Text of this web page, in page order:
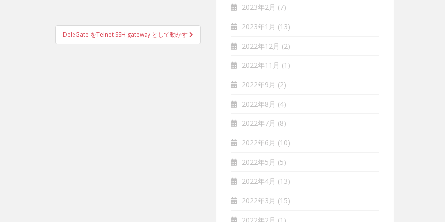
DeleGate をTelnet SSH gateway として動かす
2023年2月 (7)
2023年1月 (13)
2022年12月 (2)
2022年11月 (1)
2022年9月 (2)
2022年8月 (4)
2022年7月 (8)
2022年6月 (10)
2022年5月 (5)
2022年4月 (13)
2022年3月 (15)
2022年2月 (1)